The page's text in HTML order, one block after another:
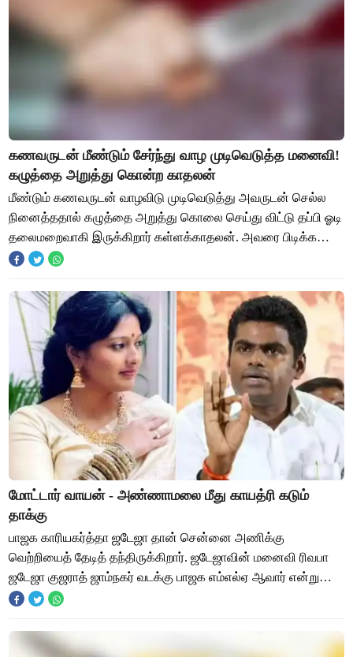
கணவருடன் மீண்டும் சேர்ந்து வாழ முடிவெடுத்த மனைவி!
கழுத்தை அறுத்து கொன்ற காதலன்
மீண்டும் கணவருடன் வாழவிடு முடிவெடுத்து அவருடன் செல்ல
நினைத்ததால் கழுத்தை அறுத்து கொலை செய்து விட்டு தப்பி ஓடி
தலைமறைவாகி இருக்கிறார் கள்ளக்காதலன். அவரை பிடிக்க
போலீசார் தேடி வருகின்றனர். விருதுநகர் ம
மோட்டார் வாயன் - அண்ணாமலை மீது காயத்ரி கடும்
தாக்கு
பாஜக காரியகர்த்தா ஜடேஜா தான் சென்னை அணிக்கு
வெற்றியைத் தேடித் தந்திருக்கிறார். ஜடேஜாவின் மனைவி ரிவபா
ஜடேஜா குஜராத் ஜாம்நகர் வடக்கு பாஜக எம்எல்ஏ ஆவார் என்று
கூறி இருக்கிறார் தமிழக பாஜக தலைவர் அண்ணாமலை